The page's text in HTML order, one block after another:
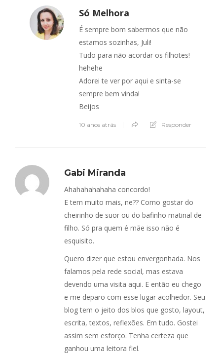
Só Melhora
É sempre bom sabermos que não
estamos sozinhas, Juli!
Tudo para não acordar os filhotes!
hehehe
Adorei te ver por aqui e sinta-se
sempre bem vinda!
Beijos
10 anos atrás Responder
Gabi Miranda
Ahahahahahaha concordo!
E tem muito mais, ne?? Como gostar do
cheirinho de suor ou do bafinho matinal de
filho. Só pra quem é mãe isso não é
esquisito.
Quero dizer que estou envergonhada. Nos
falamos pela rede social, mas estava
devendo uma visita aqui. E então eu chego
e me deparo com esse lugar acolhedor. Seu
blog tem o jeito dos blos que gosto, layout,
escrita, textos, reflexões. Em tudo. Gostei
assim sem esforço. Tenha certeza que
ganhou uma leitora fiel.